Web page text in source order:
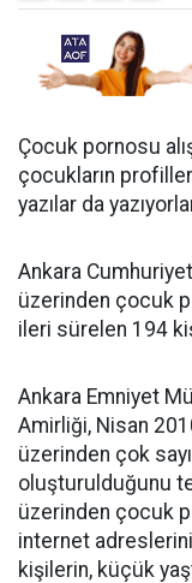
Çocuk pornosu
çocukların
yazılar da
Ankara Cumhuriyet
üzerinden çocuk
ileri sürelen 194
Ankara Emniyet
Amirliği, Nisan
üzerinden çok
oluşturulduğunu
üzerinden çocuk
internet
kişilerin, küçük